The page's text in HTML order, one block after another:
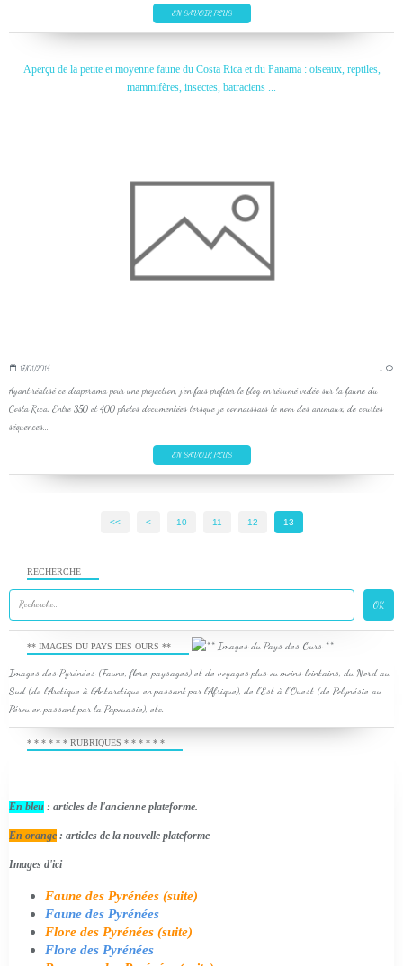
EN SAVOIR PLUS
Aperçu de la petite et moyenne faune du Costa Rica et du Panama : oiseaux, reptiles,
mammifères, insectes, batraciens ...
17/01/2014 …
Ayant réalisé ce diaporama pour une projection, j'en fais profiter le blog en résumé vidéo sur la faune du
Costa Rica. Entre 350 et 400 photos documentées lorsque je connaissais le nom des animaux, de courtes
séquences...
EN SAVOIR PLUS
<< < 10 11 12 13
RECHERCHE
** IMAGES DU PAYS DES OURS **
Images des Pyrénées (Faune, flore, paysages) et de voyages plus ou moins lointains, du Nord au
Sud (de l'Arctique à l'Antarctique en passant par l'Afrique), de l'Est à l'Ouest (de Polynésie au
Pérou en passant par la Papouasie), etc.
* * * * * * RUBRIQUES * * * * * *
En bleu : articles de l'ancienne plateforme.
En orange : articles de la nouvelle plateforme
Images d'ici
Faune des Pyrénées (suite)
Faune des Pyrénées
Flore des Pyrénées (suite)
Flore des Pyrénées